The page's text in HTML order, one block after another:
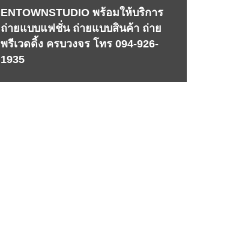
ENTOWNSTUDIO พร้อมให้บริการ
ถ่ายแบบแฟชั่น ถ่ายแบบสินค้า ถ่าย
พรีเวดดิ้ง ครบวงจร โทร 094-926-
1935